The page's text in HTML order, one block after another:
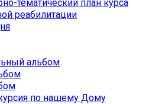
тематический план курса
реабилитации
альбом
по нашему Дому